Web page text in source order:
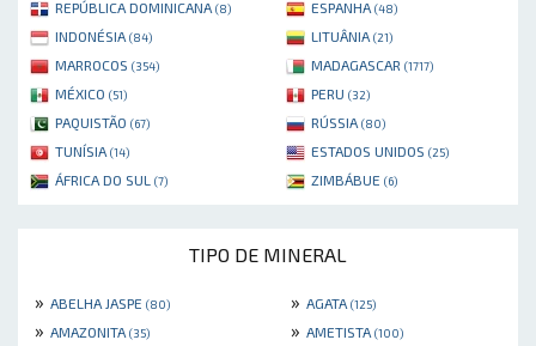
REPÚBLICA DOMINICANA (8) ESPANHA (48)
INDONÉSIA (84) LITUÂNIA (21)
MARROCOS (354) MADAGASCAR (1717)
MÉXICO (51) PERU (32)
PAQUISTÃO (67) RÚSSIA (80)
TUNÍSIA (14) ESTADOS UNIDOS (25)
ÁFRICA DO SUL (7) ZIMBÁBUE (6)
TIPO DE MINERAL
» ABELHA JASPE (80) » AGATA (125)
» AMAZONITA (35) » AMETISTA (100)